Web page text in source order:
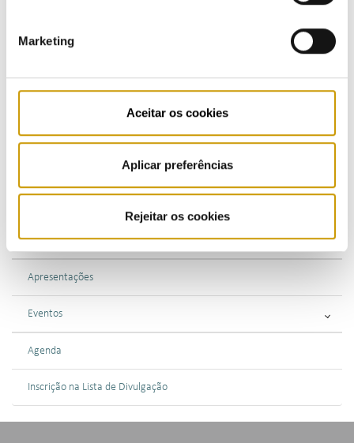
Marketing
Aceitar os cookies
Aplicar preferências
Rejeitar os cookies
COMUNICAÇÃO
Destaques
Publicações
Apresentações
Eventos
Agenda
Inscrição na Lista de Divulgação